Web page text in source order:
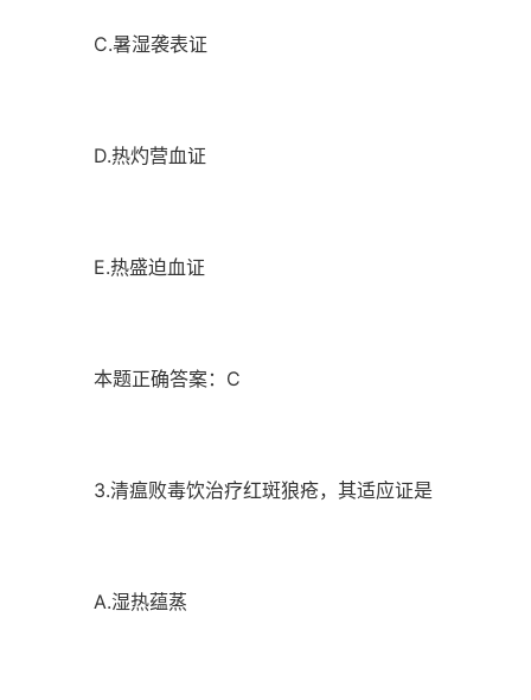
C.暑湿袭表证
D.热灼营血证
E.热盛迫血证
本题正确答案：C
3.清瘟败毒饮治疗红斑狼疮，其适应证是
A.湿热蕴蒸